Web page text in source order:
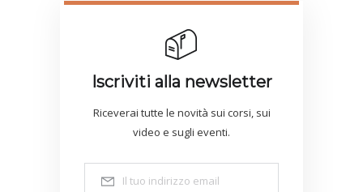
Iscriviti alla newsletter
Riceverai tutte le novità sui corsi, sui
video e sugli eventi.